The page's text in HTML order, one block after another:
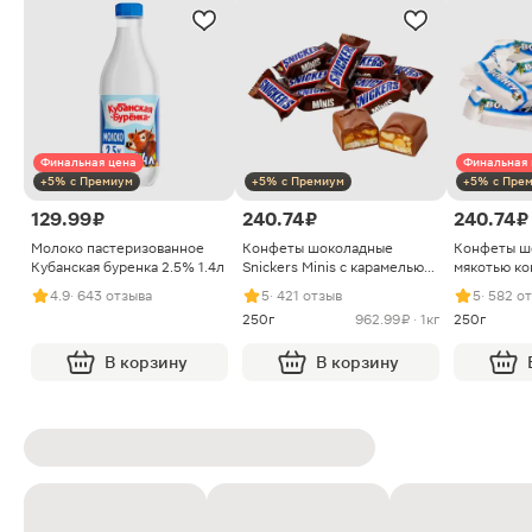
Финальная цена
+5% с Премиум
129.99 ₽
Молоко пастеризованное
Кубанская буренка 2.5% 1.4л
4.9· 643 отзыва
В корзину
+5% с Премиум
240.74 ₽
Конфеты шоколадные
Snickers Minis с карамелью
арахисом и нугой
5· 421 отзыв
250г
962.99 ₽ · 1кг
В корзину
Финальная
+5% с
240.74 ₽
Конфеты
мякотью
5· 582
250г